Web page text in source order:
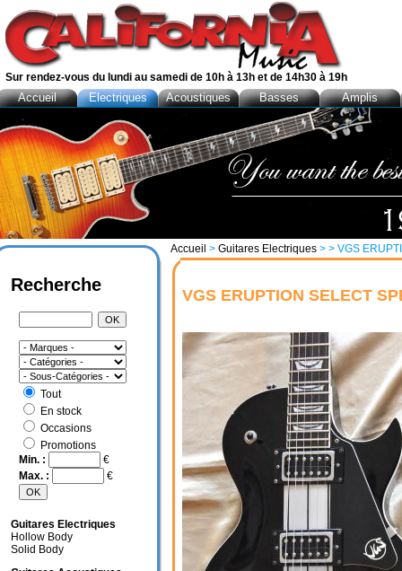
Accueil > Guitares Electriques > > VGS
VGS ERUPTION SELECT
Recherche
Tout
En stock
Occasions
Promotions
Min. :
€
Max. :
€
Guitares Electriques
Hollow Body
Solid Body
Sur rendez-vous du lundi au samedi de 10h à 13h et de 14h30 à 19h
Accueil Electriques Acoustiques Basses Amplis